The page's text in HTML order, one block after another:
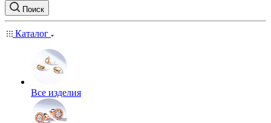
Поиск
Каталог
Все изделия